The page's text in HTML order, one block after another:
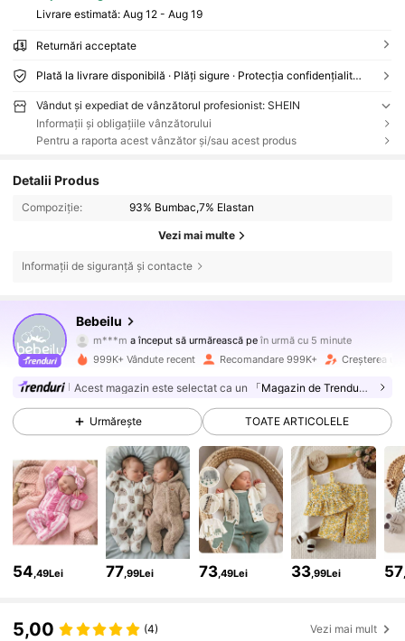
Livrare estimată: Aug 12 - Aug 19
Returnări acceptate
Plată la livrare disponibilă · Plăți sigure · Protecția confidențialității
Vândut și expediat de vânzătorul profesionist: SHEIN
Informații și obligațiile vânzătorului
Pentru a raporta acest vânzător și/sau acest produs
Detalii Produs
Compoziție: 93% Bumbac,7% Elastan
Vezi mai multe
Informații de siguranță și contacte
Bebeilu
m***m a început să urmărească pe
d***2navighează
4,88
506K Urmăritori
4,88 506K Urmăritori
4,88 506K Urmăritori
4,88 506K Urmăritori
999K+ Vândute recent Recomandare 999K+ Creșterea
Acest magazin este selectat ca un 「Magazin de Trenduri」
Urmărește TOATE ARTICOLELE
54,49Lei 77,99Lei 73,49Lei 33,99Lei 57
5,00 (4) Vezi mai mult